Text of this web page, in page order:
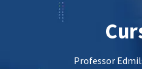
Professor